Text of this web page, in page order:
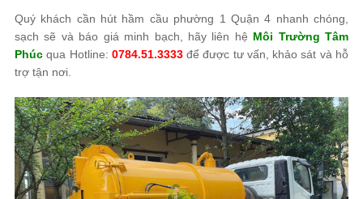
Quý khách cần hút hầm cầu phường 1 Quận 4 nhanh chóng,
sạch sẽ và báo giá minh bạch, hãy liên hệ Môi Trường Tâm
Phúc qua Hotline: 0784.51.3333để được tư vấn, khảo sát và hỗ
trợ tận nơi.